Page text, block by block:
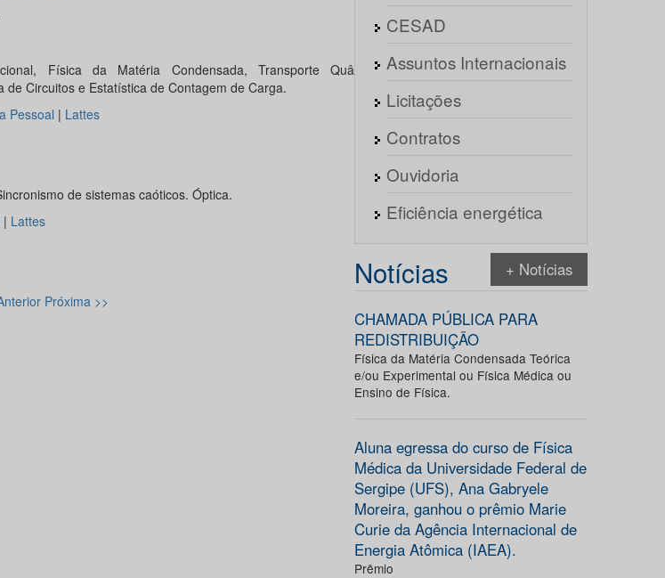
Física da Matéria Condensada, Transporte Quântico, Física
de Circuitos e Estatística de Contagem de Carga.
Pessoal | Lattes
de sistemas caóticos. Óptica.
| Lattes
Próxima >>
CESAD
Assuntos Internacionais
Licitações
Contratos
Ouvidoria
Eficiência energética
Notícias + Notícias
CHAMADA PÚBLICA PARA
REDISTRIBUIÇÃO
Física da Matéria Condensada Teórica
e/ou Experimental ou Física Médica ou
Ensino de Física.
Aluna egressa do curso de Física
Médica da Universidade Federal de
Sergipe (UFS), Ana Gabryele
Moreira, ganhou o prêmio Marie
Curie da Agência Internacional de
Energia Atômica (IAEA).
Prêmio